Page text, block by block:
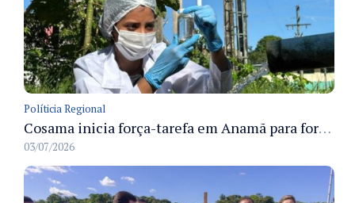
Políticia Regional
Cosama inicia força-tarefa em Anamã para fortalecer abastecimento de água e segurança hídrica da população
03/07/2026